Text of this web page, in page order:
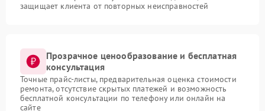
защищает клиента от повторных неисправностей
Прозрачное ценообразование и бесплатная
консультация
Точные прайс-листы, предварительная оценка стоимости
ремонта, отсутствие скрытых платежей и возможность
бесплатной консультации по телефону или онлайн на
сайте